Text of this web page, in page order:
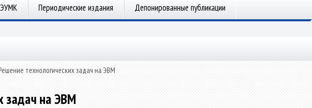
ЭУМК Периодические издания Депонированные публикации
технологических задач на ЭВМ
задач на ЭВМ